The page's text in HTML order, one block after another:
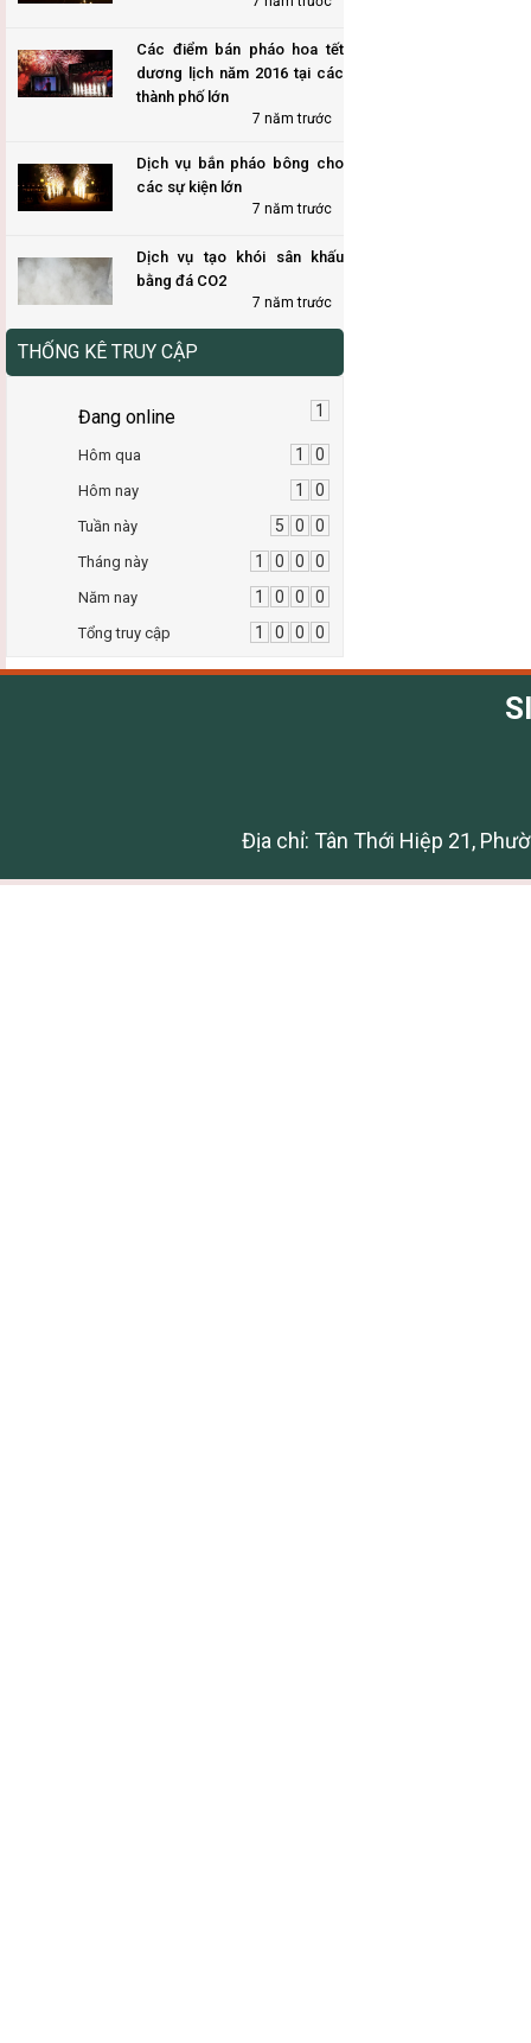
Các điểm bán pháo hoa tết
dương lịch năm 2016 tại các
thành phố lớn
7 năm trước
Dịch vụ bắn pháo bông cho
các sự kiện lớn
7 năm trước
Dịch vụ tạo khói sân khấu
bằng đá CO2
7 năm trước
THỐNG KÊ TRUY CẬP
Đang online 1
Hôm qua 1 0
Hôm nay 1 0
Tuần này 5 0 0
Tháng này 1 0 0 0
Năm nay 1 0 0 0
Tổng truy cập 1 0 0 0
Địa chỉ: Tân Thới Hiệp 21,